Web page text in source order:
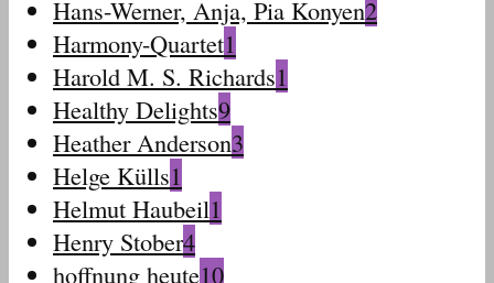
Hans-Werner, Anja, Pia Konyen2
Harmony-Quartet1
Harold M. S. Richards1
Healthy Delights9
Heather Anderson3
Helge Külls1
Helmut Haubeil1
Henry Stober4
hoffnung heute10